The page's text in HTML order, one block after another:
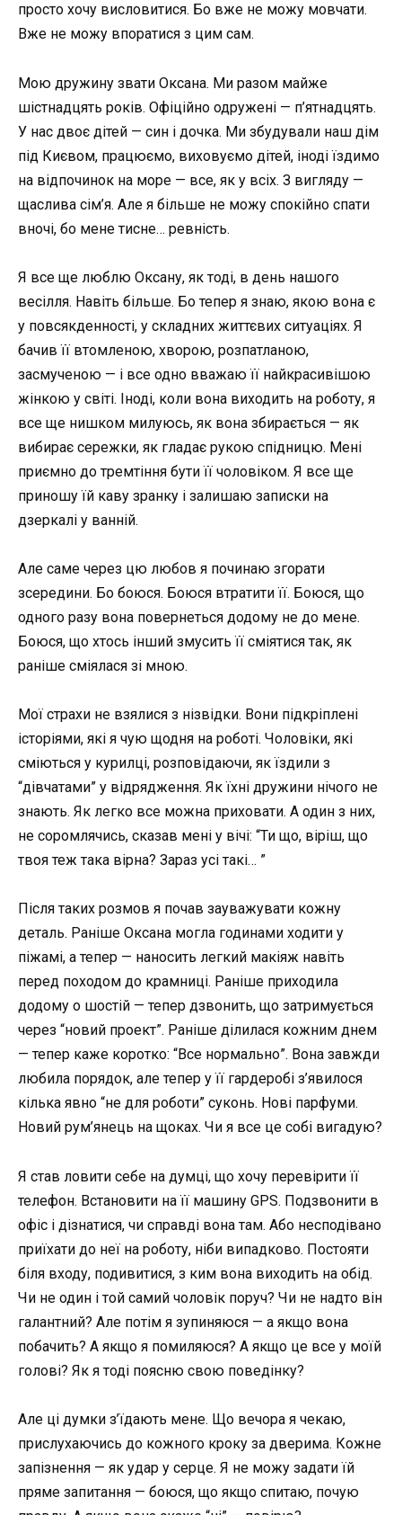
просто хочу висловитися. Бо вже не можу мовчати.
Вже не можу впоратися з цим сам.
Мою дружину звати Оксана. Ми разом майже
шістнадцять років. Офіційно одружені — п’ятнадцять.
У нас двоє дітей — син і дочка. Ми збудували наш дім
під Києвом, працюємо, виховуємо дітей, іноді їздимо
на відпочинок на море — все, як у всіх. З вигляду —
щаслива сім’я. Але я більше не можу спокійно спати
вночі, бо мене тисне… ревність.
Я все ще люблю Оксану, як тоді, в день нашого
весілля. Навіть більше. Бо тепер я знаю, якою вона є
у повсякденності, у складних життєвих ситуаціях. Я
бачив її втомленою, хворою, розпатланою,
засмученою — і все одно вважаю її найкрасивішою
жінкою у світі. Іноді, коли вона виходить на роботу, я
все ще нишком милуюсь, як вона збирається — як
вибирає сережки, як гладає рукою спідницю. Мені
приємно до тремтіння бути її чоловіком. Я все ще
приношу їй каву зранку і залишаю записки на
дзеркалі у ванній.
Але саме через цю любов я починаю згорати
зсередини. Бо боюся. Боюся втратити її. Боюся, що
одного разу вона повернеться додому не до мене.
Боюся, що хтось інший змусить її сміятися так, як
раніше сміялася зі мною.
Мої страхи не взялися з нізвідки. Вони підкріплені
історіями, які я чую щодня на роботі. Чоловіки, які
сміються у курилці, розповідаючи, як їздили з
“дівчатами” у відрядження. Як їхні дружини нічого не
знають. Як легко все можна приховати. А один з них,
не соромлячись, сказав мені у вічі: “Ти що, віріш, що
твоя теж така вірна? Зараз усі такі… ”
Після таких розмов я почав зауважувати кожну
деталь. Раніше Оксана могла годинами ходити у
піжамі, а тепер — наносить легкий макіяж навіть
перед походом до крамниці. Раніше приходила
додому о шостій — тепер дзвонить, що затримується
через “новий проект”. Раніше ділилася кожним днем
— тепер каже коротко: “Все нормально”. Вона завжди
любила порядок, але тепер у її гардеробі з’явилося
кілька явно “не для роботи” суконь. Нові парфуми.
Новий рум’янець на щоках. Чи я все це собі вигадую?
Я став ловити себе на думці, що хочу перевірити її
телефон. Встановити на її машину GPS. Подзвонити в
офіс і дізнатися, чи справді вона там. Або несподівано
приїхати до неї на роботу, ніби випадково. Постояти
біля входу, подивитися, з ким вона виходить на обід.
Чи не один і той самий чоловік поруч? Чи не надто він
галантний? Але потім я зупиняюся — а якщо вона
побачить? А якщо я помиляюся? А якщо це все у моїй
голові? Як я тоді поясню свою поведінку?
Але ці думки з’їдають мене. Що вечора я чекаю,
прислухаючись до кожного кроку за дверима. Кожне
запізнення — як удар у серце. Я не можу задати їй
пряме запитання — боюся, що якщо спитаю, почую